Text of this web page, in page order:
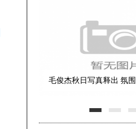
张嘉益写真大片曝光 故事